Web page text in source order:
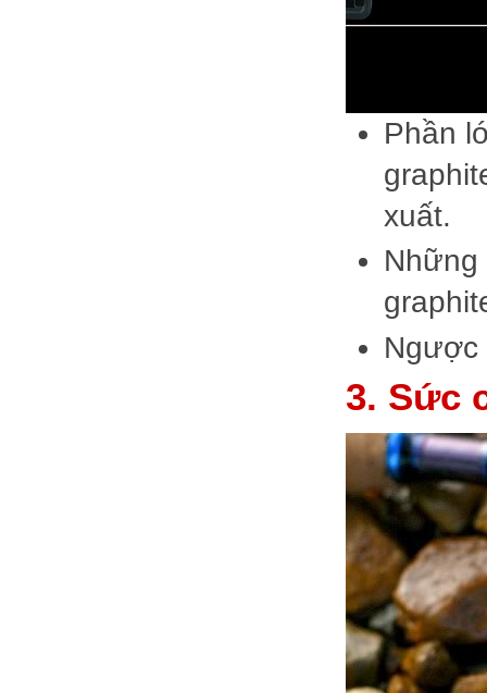
Phần
xuất.
Những
Ngược
3. Sức